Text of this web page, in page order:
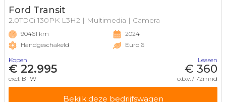
Ford Transit
2.0TDCi 130PK L3H2 | Multimedia | Camera
90461 km
Handgeschakeld
2024
Euro 6
Kopen
€ 22.995
excl. BTW
Leasen
€ 360
o.b.v. / 72mnd
Bekijk deze bedrijfswagen